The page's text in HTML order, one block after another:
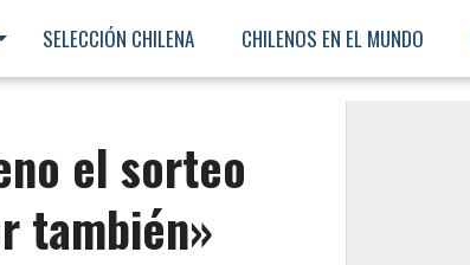
SELECCIÓN CHILENA CHILENOS EN EL MUNDO
el sorteo
también»